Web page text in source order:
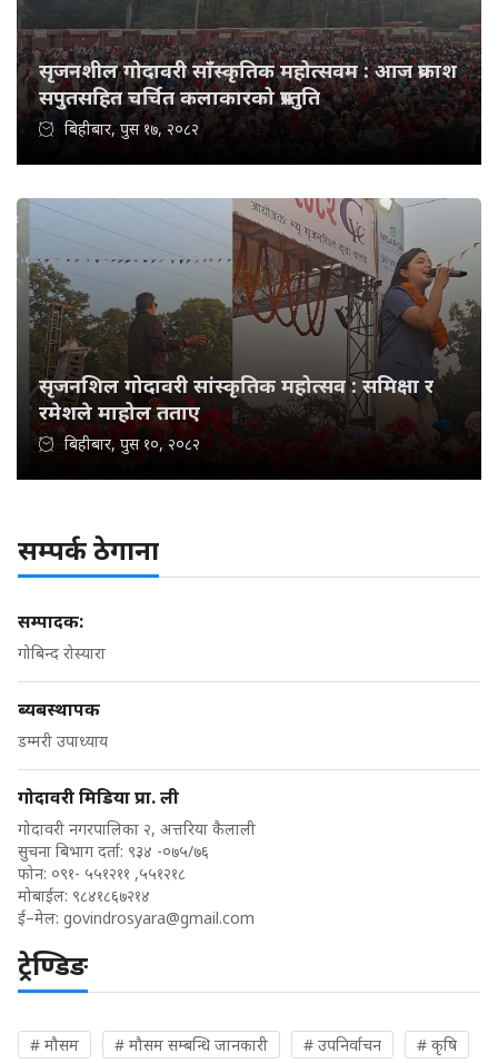
सृजनशील गोदावरी साँस्कृतिक महोत्सवम : आज प्रकाश
सपुतसहित चर्चित कलाकारको प्रस्तुति
बिहीबार, पुस १७, २०८२
सृजनशिल गोदावरी सांस्कृतिक महोत्सव : समिक्षा र
रमेशले माहोल तताए
बिहीबार, पुस १०, २०८२
सम्पर्क ठेगाना
सम्पादक:
गोबिन्द रोस्यारा
ब्यबस्थापक
डम्मरी उपाध्याय
गोदावरी मिडिया प्रा. ली
गोदावरी नगरपालिका २, अत्तरिया कैलाली
सुचना बिभाग दर्ता: ९३४ -०७५/७६
फोन: ०९१- ५५१२११ ,५५१२१८
मोबाईल: ९८४१८६७२१४
ई–मेल: govindrosyara@gmail.com
ट्रेण्डिङ
# मौसम # मौसम सम्बन्धि जानकारी # उपनिर्वाचन # कृषि